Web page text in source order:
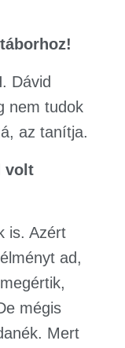
Dávid
nem tudok
az tanítja.
volt
is. Azért
ad,
mégis
Mert